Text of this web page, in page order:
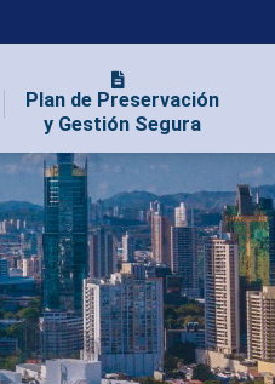
Plan de Preservación
y Gestión Segura